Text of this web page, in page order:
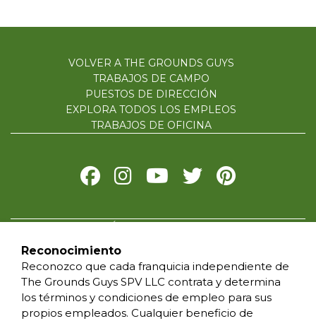
VOLVER A THE GROUNDS GUYS
TRABAJOS DE CAMPO
PUESTOS DE DIRECCIÓN
EXPLORA TODOS LOS EMPLEOS
TRABAJOS DE OFICINA
ACCESIBILIDAD
NO VENDAS MI INFORMACION
SUS DERECHOS DE PRIVACIDAD
Reconocimiento
Reconozco que cada franquicia independiente de
The Grounds Guys SPV LLC contrata y determina
los términos y condiciones de empleo para sus
propios empleados. Cualquier beneficio de